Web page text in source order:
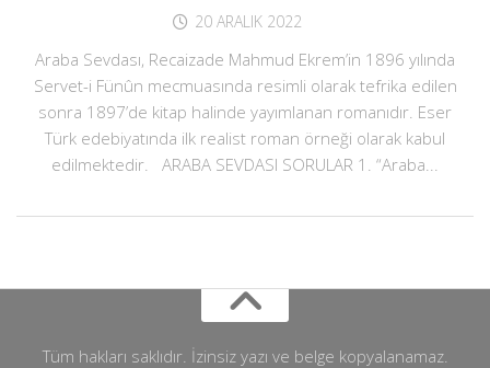
20 ARALIK 2022
Araba Sevdası, Recaizade Mahmud Ekrem’in 1896 yılında
Servet-i Fünûn mecmuasında resimli olarak tefrika edilen
sonra 1897’de kitap halinde yayımlanan romanıdır. Eser
Türk edebiyatında ilk realist roman örneği olarak kabul
edilmektedir. ARABA SEVDASI SORULAR 1. “Araba...
Tüm hakları saklıdır. İzinsiz yazı ve belge kopyalanamaz.